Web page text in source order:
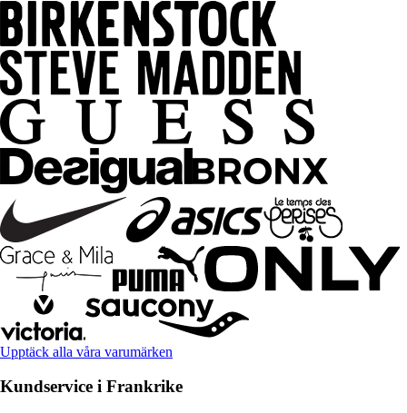
Upptäck alla våra varumärken
Kundservice i Frankrike